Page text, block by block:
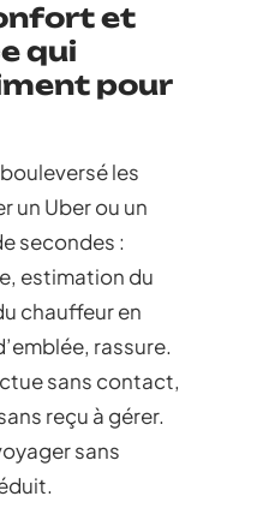
et
qui
pour
les
un Uber ou un
secondes :
estimation du
chauffeur en
rassure.
sans contact,
reçu à gérer.
sans